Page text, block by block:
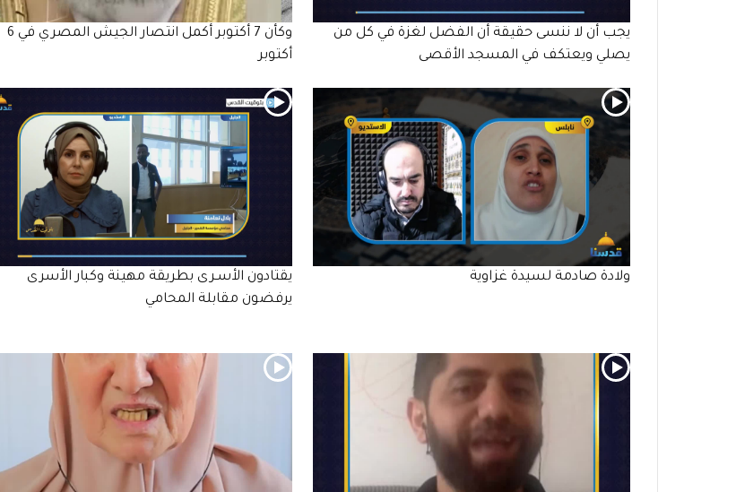
يجب أن لا ننسى حقيقة أن الفضل لغزة في كل من
يصلي ويعتكف في المسجد الأقصى
وكأن 7 أكتوبر أكمل انتصار الجيش المصري في 6
أكتوبر
ولادة صادمة لسيدة غزاوية
يقتادون الأسـرى بطريقة مهينة وكبار الأسرى
يرفضون مقابلة المحامي